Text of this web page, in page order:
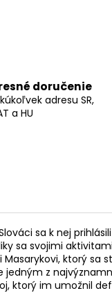
doručenie
adresu SR,
a HU
sa k nej
sa svojimi
ktorý
jedným z
ktorý im umožnil